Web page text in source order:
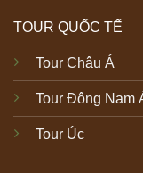
TOUR QUỐC TẾ
Tour Châu Á
Tour Đông Nam
Tour Úc